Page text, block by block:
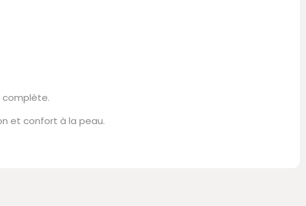
complète.
et confort à la peau.